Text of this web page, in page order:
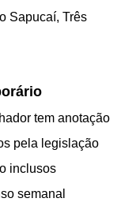
Sapucaí, Três
tem anotação
pela legislação
inclusos
semanal